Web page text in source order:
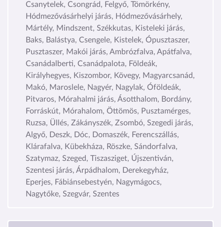
Csanytelek, Csongrád, Felgyő, Tömörkény,
Hódmezővásárhelyi járás, Hódmezővásárhely,
Mártély, Mindszent, Székkutas, Kisteleki járás,
Baks, Balástya, Csengele, Kistelek, Ópusztaszer,
Pusztaszer, Makói járás, Ambrózfalva, Apátfalva,
Csanádalberti, Csanádpalota, Földeák,
Királyhegyes, Kiszombor, Kövegy, Magyarcsanád,
Makó, Maroslele, Nagyér, Nagylak, Óföldeák,
Pitvaros, Mórahalmi járás, Ásotthalom, Bordány,
Forráskút, Mórahalom, Öttömös, Pusztamérges,
Ruzsa, Üllés, Zákányszék, Zsombó, Szegedi járás,
Algyő, Deszk, Dóc, Domaszék, Ferencszállás,
Klárafalva, Kübekháza, Röszke, Sándorfalva,
Szatymaz, Szeged, Tiszasziget, Újszentiván,
Szentesi járás, Árpádhalom, Derekegyház,
Eperjes, Fábiánsebestyén, Nagymágocs,
Nagytőke, Szegvár, Szentes